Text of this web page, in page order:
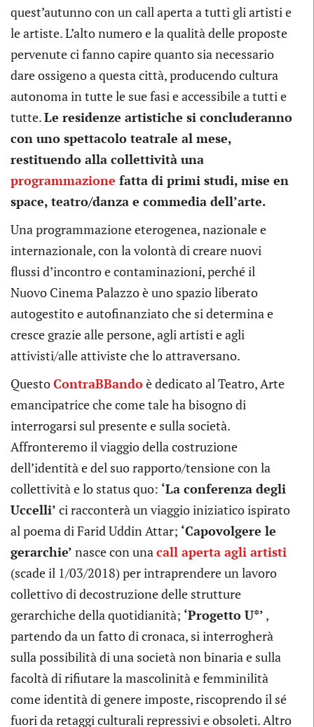
quest’autunno con un call aperta a tutti gli artisti e
le artiste. L’alto numero e la qualità delle proposte
pervenute ci fanno capire quanto sia necessario
dare ossigeno a questa città, producendo cultura
autonoma in tutte le sue fasi e accessibile a tutti e
tutte.Le residenze artistiche si concluderanno
con uno spettacolo teatrale al mese,
restituendo alla collettività una
programmazione fatta di primi studi, mise en
space, teatro/danza e commedia dell’arte.
Una programmazione eterogenea, nazionale e
internazionale, con la volontà di creare nuovi
flussi d’incontro e contaminazioni, perché il
Nuovo Cinema Palazzo è uno spazio liberato
autogestito e autofinanziato che si determina e
cresce grazie alle persone, agli artisti e agli
attivisti/alle attiviste che lo attraversano.
QuestoContraBBandoè dedicato al Teatro, Arte
emancipatrice che come tale ha bisogno di
interrogarsi sul presente e sulla società.
Affronteremo il viaggio della costruzione
dell’identità e del suo rapporto/tensione con la
collettività e lo status quo: ‘La conferenza degli
Uccelli’ ci racconterà un viaggio iniziatico ispirato
al poema di Farid Uddin Attar; ‘Capovolgere le
gerarchie’ nasce con unacall aperta agli artisti
(scade il 1/03/2018) per intraprendere un lavoro
collettivo di decostruzione delle strutture
gerarchiche della quotidianità; ‘Progetto U*’ ,
partendo da un fatto di cronaca, si interrogherà
sulla possibilità di una società non binaria e sulla
facoltà di rifiutare la mascolinità e femminilità
come identità di genere imposte, riscoprendo il sé
fuori da retaggi culturali repressivi e obsoleti. Altro